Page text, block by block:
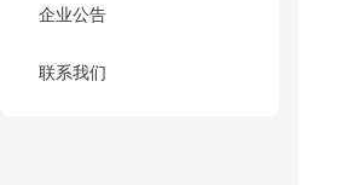
企业公告
联系我们